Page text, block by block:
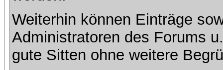
Weiterhin können Einträge
Administratoren des Forums
gute Sitten ohne weitere